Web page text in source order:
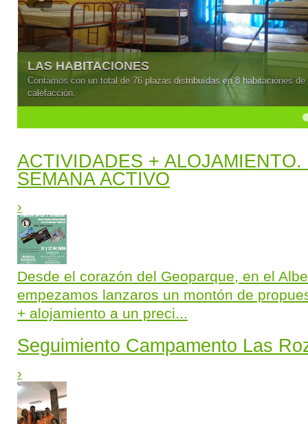
LAS HABITACIONES
Contamos con un total de 76 plazas distribuídas en 8 habitaciónes
calefacción.
ACTIVIDADES + ALOJAMIENTO.
SEMANA ACTIVO
›
Desde el corazón del Geoparque, en el
empezamos lanzaros un montón de
+ alojamiento a un preci...
Seguimiento Campamento Las
›